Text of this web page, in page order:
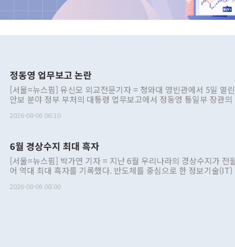
정동영 업무보고 논란
[서울=뉴스핌] 유신모 외교전문기자 = 청와대 영빈관에서 5일 열린
안보 분야 정부 부처의 대통령 업무보고에서 정동영 통일부 장관
발언 중에는 정부 내 조율을 거치지 않은 사안을 정책으로 추진하겠
주의적 희망에 근거한 비현실적 구상'이라는 비판을 내놨다. 그동안
관의 대북 정책 관련 발언이 물의를 빚은 적은 여러 번 있지만 대통
관 부처 장관이 공개적으로 부정적 입장을 표명한 것은 이례적이다
관의 무리한 대북 접근법과 월권을 제어해야 한다는 목소리도 높아
다. [정동영 통일부 장관이 지난달 23일 오후 서울 종로구 정부서울청사에
2026-08-06 06:10
6월 경상수지 최대 흑자
[서울=뉴스핌] 박가연 기자 = 지난 6월 우리나라의 경상수지가 전
어 역대 최대 흑자를 기록했다. 반도체를 중심으로 한 정보기술(IT)
료=한국은행] 한국은행이 6일 발표한 '2026년 6월 국제수지(잠정)'에 따르
2026-08-06 08:00